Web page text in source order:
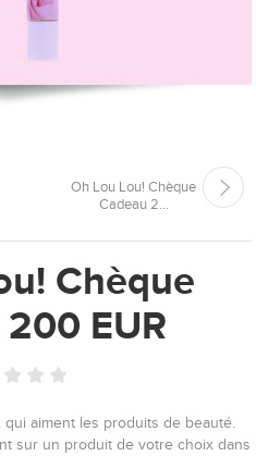
Oh Lou Lou! Chèque
Cadeau 2...
Chèque
EUR
aiment les produits de beauté.
sur un produit de votre choix dans